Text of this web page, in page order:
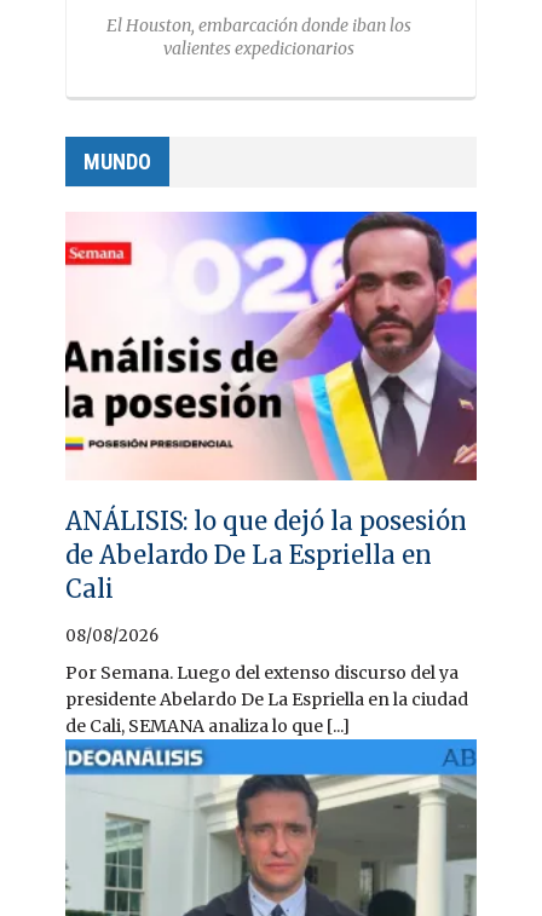
El Houston, embarcación donde iban los
valientes expedicionarios
MUNDO
ANÁLISIS: lo que dejó la posesión
de Abelardo De La Espriella en
Cali
08/08/2026
Por Semana. Luego del extenso discurso del ya
presidente Abelardo De La Espriella en la ciudad
de Cali, SEMANA analiza lo que [...]